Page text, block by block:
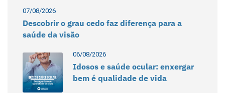
07/08/2026
Descobrir o grau cedo faz diferença para a
saúde da visão
06/08/2026
Idosos e saúde ocular: enxergar
bem é qualidade de vida